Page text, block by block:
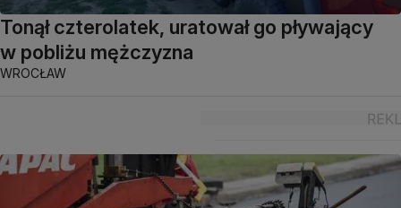
Tonął czterolatek, uratował go pływający
w pobliżu mężczyzna
WROCŁAW